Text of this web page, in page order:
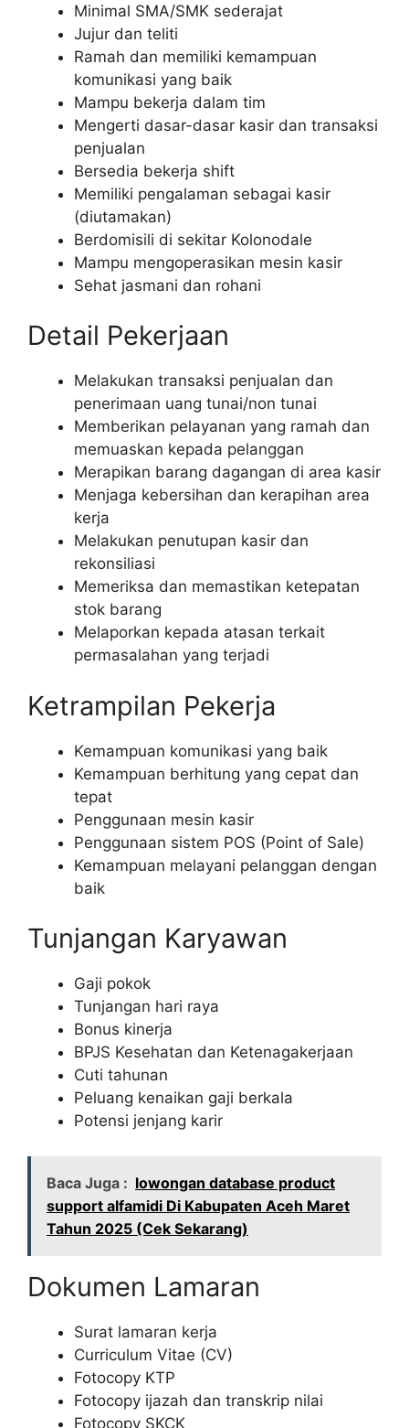
Minimal SMA/SMK sederajat
Jujur dan teliti
Ramah dan memiliki kemampuan
komunikasi yang baik
Mampu bekerja dalam tim
Mengerti dasar-dasar kasir dan transaksi
penjualan
Bersedia bekerja shift
Memiliki pengalaman sebagai kasir
(diutamakan)
Berdomisili di sekitar Kolonodale
Mampu mengoperasikan mesin kasir
Sehat jasmani dan rohani
Detail Pekerjaan
Melakukan transaksi penjualan dan
penerimaan uang tunai/non tunai
Memberikan pelayanan yang ramah dan
memuaskan kepada pelanggan
Merapikan barang dagangan di area kasir
Menjaga kebersihan dan kerapihan area
kerja
Melakukan penutupan kasir dan
rekonsiliasi
Memeriksa dan memastikan ketepatan
stok barang
Melaporkan kepada atasan terkait
permasalahan yang terjadi
Ketrampilan Pekerja
Kemampuan komunikasi yang baik
Kemampuan berhitung yang cepat dan
tepat
Penggunaan mesin kasir
Penggunaan sistem POS (Point of Sale)
Kemampuan melayani pelanggan dengan
baik
Tunjangan Karyawan
Gaji pokok
Tunjangan hari raya
Bonus kinerja
BPJS Kesehatan dan Ketenagakerjaan
Cuti tahunan
Peluang kenaikan gaji berkala
Potensi jenjang karir
Baca Juga : lowongan database product
support alfamidi Di Kabupaten Aceh Maret
Tahun 2025 (Cek Sekarang)
Dokumen Lamaran
Surat lamaran kerja
Curriculum Vitae (CV)
Fotocopy KTP
Fotocopy ijazah dan transkrip nilai
Fotocopy SKCK